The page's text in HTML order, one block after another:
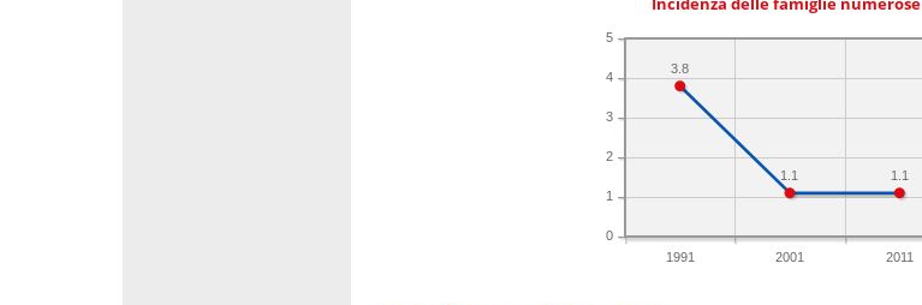
1991 2001 2011
0
1
2
3
4
5
1.1
1.1
3.8